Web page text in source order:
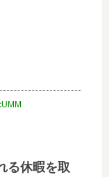
る休暇を取